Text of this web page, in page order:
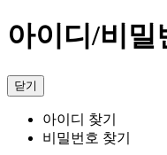
아이디/비밀
닫기
아이디 찾기
비밀번호 찾기